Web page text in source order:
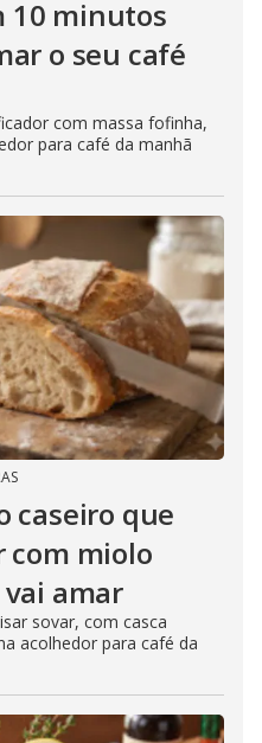
10 minutos
o seu café
com massa fofinha,
para café da manhã
caseiro que
com miolo
amar
sovar, com casca
acolhedor para café da